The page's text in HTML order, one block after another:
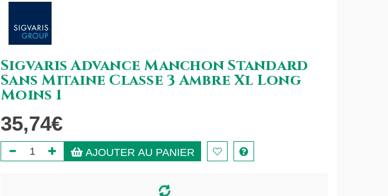
Sigvaris Advance Manchon Standard
Sans Mitaine Classe 3 Ambre Xl Long
Moins 1
35,74€
AJOUTER AU PANIER